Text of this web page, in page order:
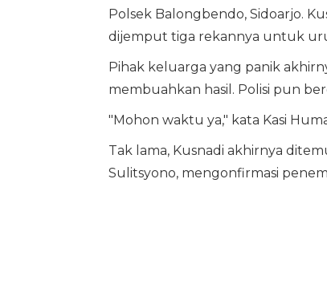
Polsek Balongbendo, Sidoarjo.
dijemput tiga rekannya untuk
Pihak keluarga yang panik
membuahkan hasil. Polisi pun
"Mohon waktu ya," kata Kasi
Tak lama, Kusnadi akhirnya
Sulitsyono, mengonfirmasi